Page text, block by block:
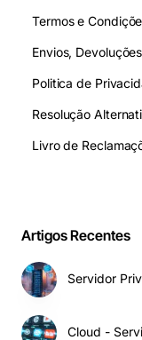
Termos e
Politica de
Livro de
Artigos Recentes
Servidor
Cloud -